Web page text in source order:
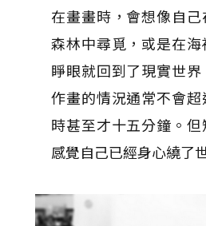
在畫畫時，會想像自
森林中尋覓，或是在
睜眼就回到了現實世界
作畫的情況通常不會
時甚至才十五分鐘。但
感覺自己已經身心繞了